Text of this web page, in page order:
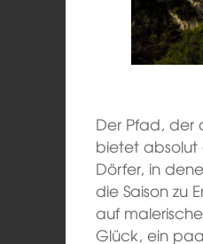
Der Pfad, der
bietet absolut
Dörfer, in
die Saison zu
auf
Glück, ein